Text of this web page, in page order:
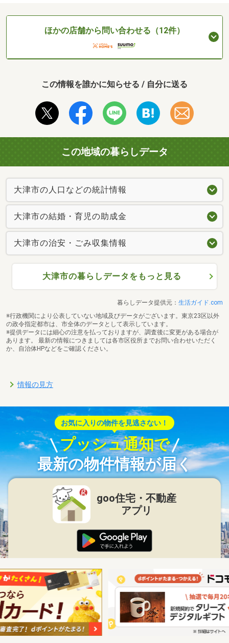
ほかの店舗から問い合わせる（12件）
この情報を誰かに知らせる / 自分に送る
この地域の暮らしデータ
大津市の人口などの統計情報
大津市の結婚・育児の助成金
大津市の治安・ごみ収集情報
大津市の暮らしデータをもっと見る
暮らしデータ提供元： 生活ガイド.com
※行政機関により公表していない地域及びデータがございます。東京23区以外
の政令指定都市は、市全体のデータとして表示しています。
※提供データには細心の注意を払っておりますが、調査後に変更がある場合が
あります。 最新の情報につきましては各市区役所までお問い合わせいただく
か、自治体HPなどをご確認ください。
情報の見方
お気に入りの物件を見逃さない！
プッシュ通知で
最新の物件情報が届く
goo住宅・不動産
アプリ